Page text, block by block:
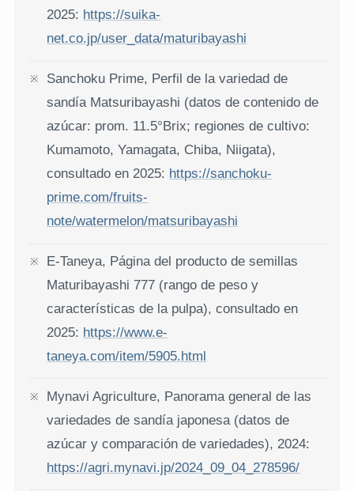
2025: https://suika-
net.co.jp/user_data/maturibayashi
Sanchoku Prime, Perfil de la variedad de
sandía Matsuribayashi (datos de contenido de
azúcar: prom. 11.5°Brix; regiones de cultivo:
Kumamoto, Yamagata, Chiba, Niigata),
consultado en 2025: https://sanchoku-
prime.com/fruits-
note/watermelon/matsuribayashi
E-Taneya, Página del producto de semillas
Maturibayashi 777 (rango de peso y
características de la pulpa), consultado en
2025: https://www.e-
taneya.com/item/5905.html
Mynavi Agriculture, Panorama general de las
variedades de sandía japonesa (datos de
azúcar y comparación de variedades), 2024:
https://agri.mynavi.jp/2024_09_04_278596/